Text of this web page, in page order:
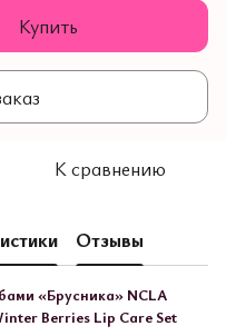
Купить
К сравнению
Отзывы
«Брусника» NCLA
Berries Lip Care Set